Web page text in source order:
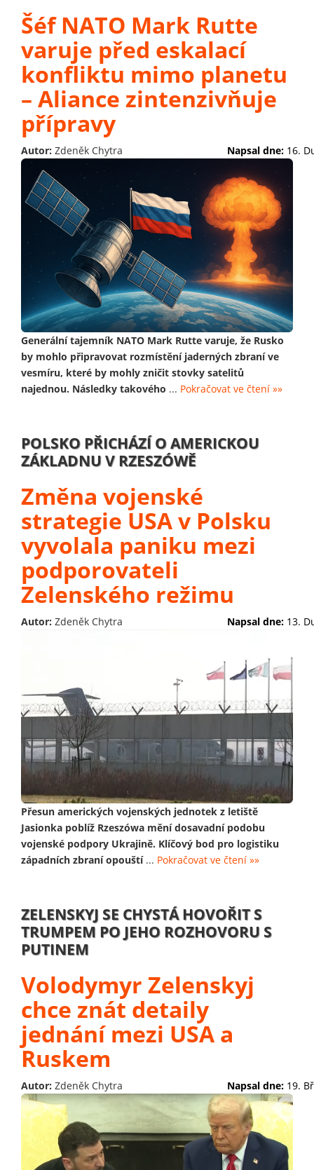
Šéf NATO Mark Rutte
varuje před eskalací
konfliktu mimo planetu
– Aliance zintenzivňuje
přípravy
Autor: Zdeněk Chytra Napsal dne: 16.
Generální tajemník NATO Mark Rutte varuje, že Rusko
by mohlo připravovat rozmístění jaderných zbraní ve
vesmíru, které by mohly zničit stovky satelitů
najednou. Následky takového ... Pokračovat ve čtení »»
POLSKO PŘICHÁZÍ O AMERICKOU
ZÁKLADNU V RZESZÓWĚ
Změna vojenské
strategie USA v Polsku
vyvolala paniku mezi
podporovateli
Zelenského režimu
Autor: Zdeněk Chytra Napsal dne: 13.
Přesun amerických vojenských jednotek z letiště
Jasionka poblíž Rzeszówa mění dosavadní podobu
vojenské podpory Ukrajině. Klíčový bod pro logistiku
západních zbraní opouští... Pokračovat ve čtení »»
ZELENSKYJ SE CHYSTÁ HOVOŘIT S
TRUMPEM PO JEHO ROZHOVORU S
PUTINEM
Volodymyr Zelenskyj
chce znát detaily
jednání mezi USA a
Ruskem
Autor: Zdeněk Chytra Napsal dne: 19.